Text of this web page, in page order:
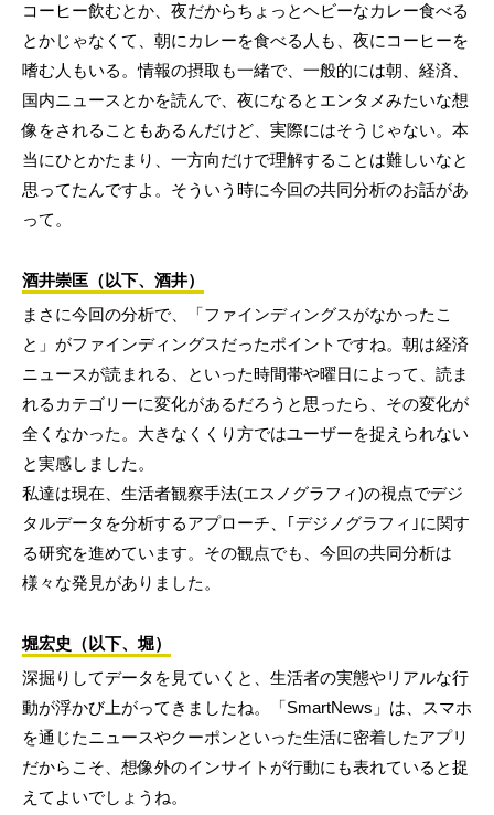
コーヒー飲むとか、夜だからちょっとヘビーなカレー食べる
とかじゃなくて、朝にカレーを食べる人も、夜にコーヒーを
嗜む人もいる。情報の摂取も一緒で、一般的には朝、経済、
国内ニュースとかを読んで、夜になるとエンタメみたいな想
像をされることもあるんだけど、実際にはそうじゃない。本
当にひとかたまり、一方向だけで理解することは難しいなと
思ってたんですよ。そういう時に今回の共同分析のお話があ
って。
酒井崇匡（以下、酒井）
まさに今回の分析で、「ファインディングスがなかったこ
と」がファインディングスだったポイントですね。朝は経済
ニュースが読まれる、といった時間帯や曜日によって、読ま
れるカテゴリーに変化があるだろうと思ったら、その変化が
全くなかった。大きなくくり方ではユーザーを捉えられない
と実感しました。
私達は現在、生活者観察手法(エスノグラフィ)の視点でデジ
タルデータを分析するアプローチ、｢デジノグラフィ｣に関す
る研究を進めています。その観点でも、今回の共同分析は
様々な発見がありました。
堀宏史（以下、堀）
深掘りしてデータを見ていくと、生活者の実態やリアルな行
動が浮かび上がってきましたね。「SmartNews」は、スマホ
を通じたニュースやクーポンといった生活に密着したアプリ
だからこそ、想像外のインサイトが行動にも表れていると捉
えてよいでしょうね。